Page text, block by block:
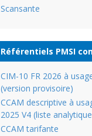
Scansante
Référentiels PMSI
CIM-10 FR 2026 à
(version provisoire)
CCAM descriptive à
2025 V4 (liste
CCAM tarifante